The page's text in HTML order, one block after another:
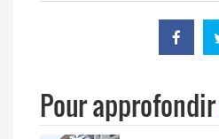
Pour approfondir